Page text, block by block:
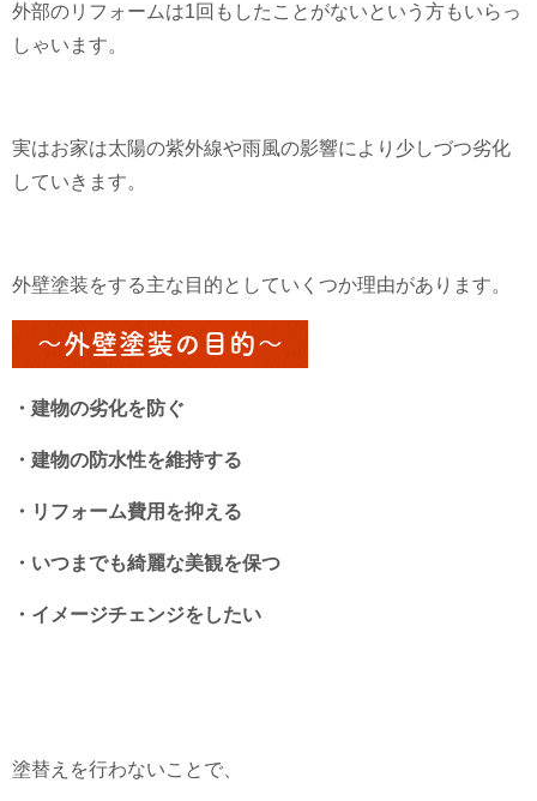
外部のリフォームは1回もしたことがないという方もいらっ
しゃいます。
実はお家は太陽の紫外線や雨風の影響により少しづつ劣化
していきます。
外壁塗装をする主な目的としていくつか理由があります。
～外壁塗装の目的～
・建物の劣化を防ぐ
・建物の防水性を維持する
・リフォーム費用を抑える
・いつまでも綺麗な美観を保つ
・イメージチェンジをしたい
塗替えを行わないことで、